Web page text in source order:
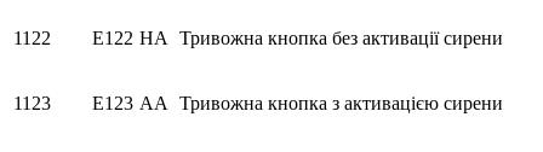
1122 E122 HA Тривожна кнопка без активації сирени
1123 E123 AA Тривожна кнопка з активацією сирени